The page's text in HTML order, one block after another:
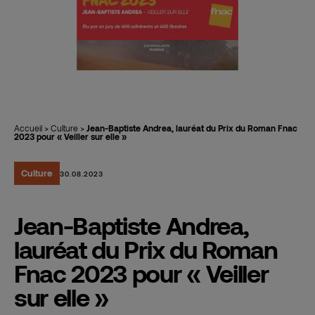
Accueil > Culture > Jean-Baptiste Andrea, lauréat du Prix du Roman Fnac
2023 pour « Veiller sur elle »
Culture 30.08.2023
Jean-Baptiste Andrea,
lauréat du Prix du Roman
Fnac 2023 pour « Veiller
sur elle »